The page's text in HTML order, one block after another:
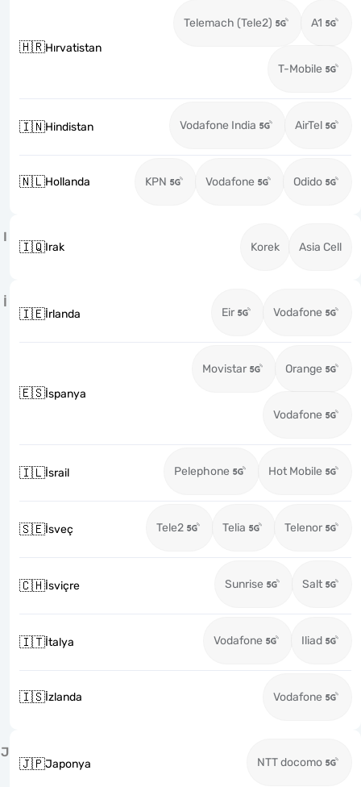
🇭🇷Hırvatistan
Telemach (Tele2) A1
T-Mobile
🇮🇳Hindistan Vodafone India AirTel
🇳🇱Hollanda KPN Vodafone Odido
I
🇮🇶Irak Korek Asia Cell
İ
🇮🇪İrlanda Eir Vodafone
🇪🇸İspanya
Movistar Orange
Vodafone
🇮🇱İsrail Pelephone Hot Mobile
🇸🇪İsveç Tele2 Telia Telenor
🇨🇭İsviçre Sunrise Salt
🇮🇹İtalya Vodafone Iliad
🇮🇸İzlanda Vodafone
J
🇯🇵Japonya NTT docomo